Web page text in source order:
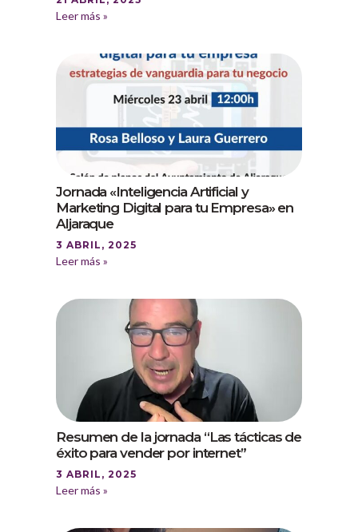
Leer más »
Jornada «Inteligencia Artificial y
Marketing Digital para tu Empresa» en
Aljaraque
3 ABRIL, 2025
Leer más »
Resumen de la jornada “Las tácticas de
éxito para vender por internet”
3 ABRIL, 2025
Leer más »